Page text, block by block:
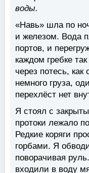
воды.
«Навь» шла по
и железом. Вода
портов, и
каждом гребке
через потесь,
немного груза,
перехлёст нет
Я стоял с
протоки лежало
Редкие коряги
горбами. Я
поворачивая
входили в воду